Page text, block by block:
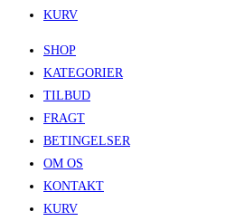
KURV
SHOP
KATEGORIER
TILBUD
FRAGT
BETINGELSER
OM OS
KONTAKT
KURV